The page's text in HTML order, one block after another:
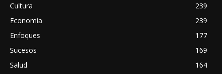
Cultura
239
Economia
239
Enfoques
177
Sucesos
169
Salud
164